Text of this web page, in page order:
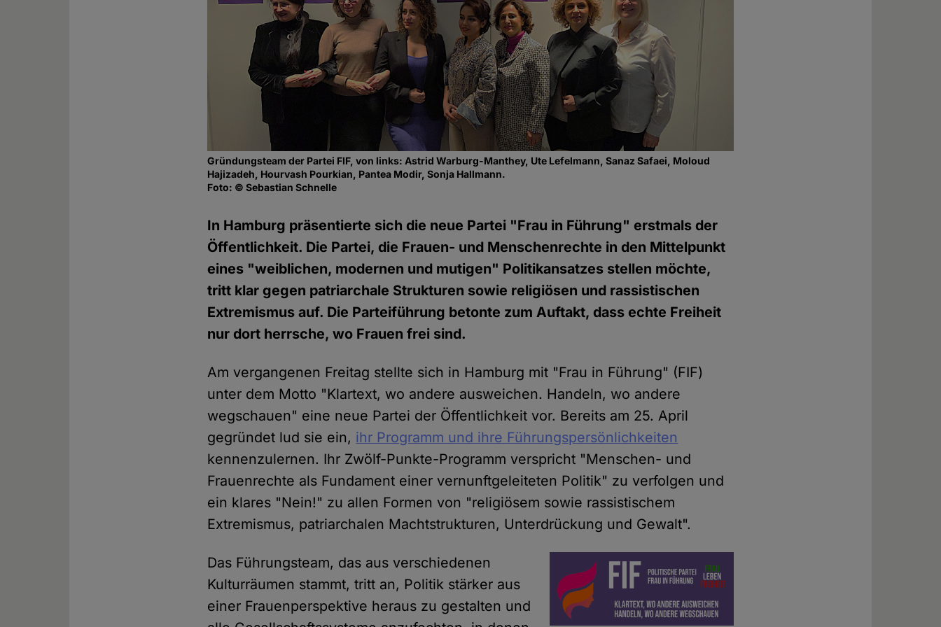
Gründungsteam der Partei FIF, von links: Astrid Warburg-Manthey, Ute Lefelmann, Sanaz Safaei, Moloud
Hajizadeh, Hourvash Pourkian, Pantea Modir, Sonja Hallmann.
Foto: © Sebastian Schnelle
In Hamburg präsentierte sich die neue Partei "Frau in Führung" erstmals der
Öffentlichkeit. Die Partei, die Frauen- und Menschenrechte in den Mittelpunkt
eines "weiblichen, modernen und mutigen" Politikansatzes stellen möchte,
tritt klar gegen patriarchale Strukturen sowie religiösen und rassistischen
Extremismus auf. Die Parteiführung betonte zum Auftakt, dass echte Freiheit
nur dort herrsche, wo Frauen frei sind.
Am vergangenen Freitag stellte sich in Hamburg mit "Frau in Führung" (FIF)
unter dem Motto "Klartext, wo andere ausweichen. Handeln, wo andere
wegschauen" eine neue Partei der Öffentlichkeit vor. Bereits am 25. April
gegründet lud sie ein, ihr Programm und ihre Führungspersönlichkeiten
kennenzulernen. Ihr Zwölf-Punkte-Programm verspricht "Menschen- und
Frauenrechte als Fundament einer vernunftgeleiteten Politik" zu verfolgen und
ein klares "Nein!" zu allen Formen von "religiösem sowie rassistischem
Extremismus, patriarchalen Machtstrukturen, Unterdrückung und Gewalt".
Das Führungsteam, das aus verschiedenen
Kulturräumen stammt, tritt an, Politik stärker aus
einer Frauenperspektive heraus zu gestalten und